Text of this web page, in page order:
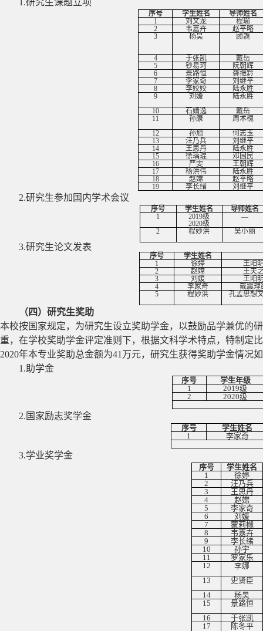
1.研究生课题立项
序号 学生姓名
导师姓名
1
刘文龙
程瑜
2
韦嘉卉
赵平略
3
杨昊 顾毳
4 于张凯
戴岳
5
钞易珂
阮朝辉
6
景路恒
龚振黔
7
李家奇
刘继平
8
李姣姣
陆永胜
9
刘媛
陆永胜
10
石婧逸
戴岳
11
孙康
周术槐
12
孙旭
何志玉
13
汪乃兵
刘继平
14
王思丹
陆永胜
15
徐瑀琨
邓国民
16
严雯
王朝辉
17
杨洪伟
陆永胜
18
赵嫦
赵平略
19
李长绪 刘继平
2.研究生参加国内学术会议
序号 学生姓名
导师姓名
1
2019级
2020级
—
2
程妙洪 吴小丽
3.研究生论文发表
序号
学生姓名
1
徐婷
王阳
2
赵嫦
王夫
3
刘媛
王阳
4
李家奇
戴震理
5
程妙洪 孔孟思想
（四）研究生奖助
本校按国家规定，为研究生设立奖助学金，以鼓励品学兼优的
重，在学校奖助学金评定准则下，根据文科学术特点，特制定
2020年本专业奖助总金额为41 万元，研究生获得奖助学金情况
1.助学金
序号
学生年级
1
2019级
2
2020级
2. 国家励志奖学金
序号
学生姓名
1
李家奇
3.学业奖学金
序号
学生姓名
1
徐婷
2
汪乃兵
3
王思丹
4
赵嫦
5
李家奇
6
刘媛
7
蒙莉橼
8
韦嘉卉
9
李长绪
10
孙宇
11
罗家乐
12
李娜
13
史贤臣
14
杨昊
15
景路恒
16
于张凯
17
陈冬平